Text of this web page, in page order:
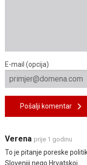
E-mail (opcija)
Pošalji komentar
Verena prije 1 godinu
To je pitanje poreske
Sloveniji nego Hrvatskoj.